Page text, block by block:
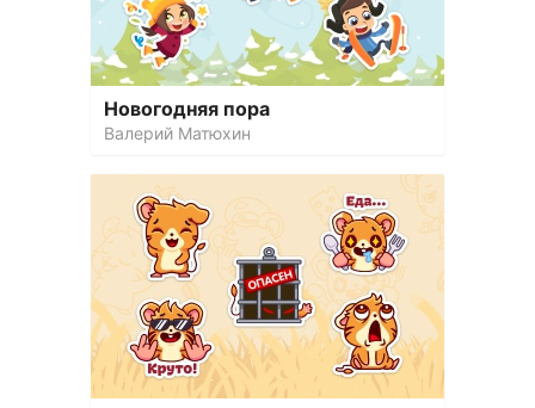
Новогодняя пора
Валерий Матюхин